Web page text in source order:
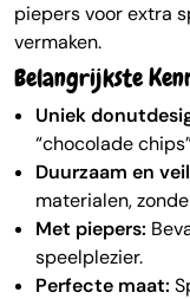
piepers voor extra
vermaken.
Belangrijkste
Uniek
“chocolade
Duurzaam en
materialen,
Met piepers:
speelplezier.
Perfecte maat: